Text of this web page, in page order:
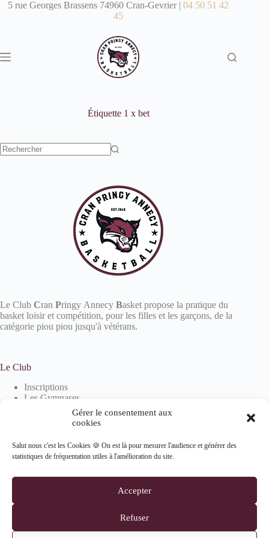
Gérer le consentement aux
cookies
Salut nous c'est les Cookies 🍪 On est là pour mesurer l'audience et générer des
statistiques de fréquentation utiles à l'amélioration du site.
Accepter
Refuser
Passer
5 rue Georges Brassens 74960 Cran-Gevrier |04 50 51 42
45
Étiquette1 x bet
Le Club Cran Pringy Annecy Basket propose la pratique du
basket loisir et compétition, pour les filles et les garçons, de la
catégorie piou piou jusqu'à vétérans.
Le Club
Inscriptions
Les Gymnases
Devenir partenaire
Informations
Mentions Légales
Politique de confidentialité
Suivez-nous